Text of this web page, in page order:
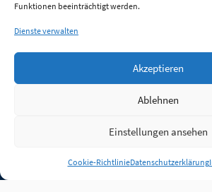
Funktionen beeinträchtigt werden.
Dienste verwalten
Akzeptieren
Ablehnen
Einstellungen ansehen
Cookie-RichtlinieDatenschutzerklärung
Anmelden
Jobs Partner FAQ